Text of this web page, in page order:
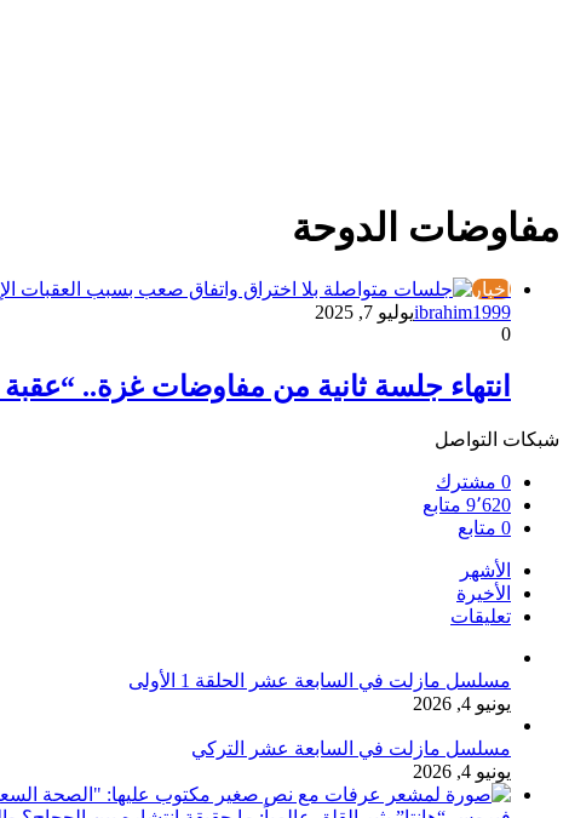
مفاوضات الدوحة
أخبار
ibrahim1999يوليو 7, 2025
0
انتهاء جلسة ثانية من مفاوضات غزة..
شبكات التواصل
0 مشترك
9٬620 متابع
0 متابع
الأشهر
الأخيرة
تعليقات
مسلسل مازلت في السابعة عشر الحلقة 1 الأولى
يونيو 4, 2026
مسلسل مازلت في السابعة عشر التركي
يونيو 4, 2026